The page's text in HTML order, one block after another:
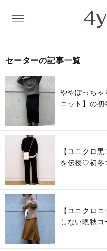
セーターの記事一覧
ややぽっち
ニット】の初
【ユニクロ
を伝授♡初冬
【ユニクロ
しない晩秋コ